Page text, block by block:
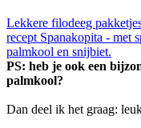
Lekkere filodeeg
recept Spanakopita - met
palmkool en snijbiet.
PS: heb je ook een
palmkool?
Dan deel ik het graag: